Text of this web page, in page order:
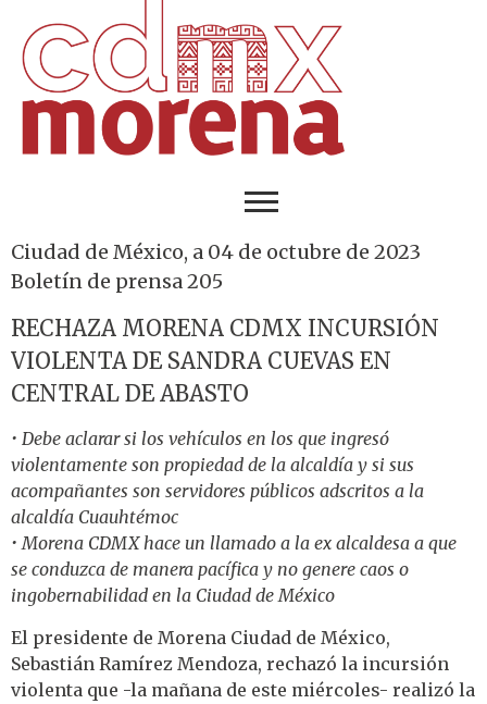
Ciudad de México, a 04 de octubre de 2023
Boletín de prensa 205
RECHAZA MORENA CDMX INCURSIÓN
VIOLENTA DE SANDRA CUEVAS EN
CENTRAL DE ABASTO
• Debe aclarar si los vehículos en los que ingresó
violentamente son propiedad de la alcaldía y si sus
acompañantes son servidores públicos adscritos a la
alcaldía Cuauhtémoc
• Morena CDMX hace un llamado a la ex alcaldesa a que
se conduzca de manera pacífica y no genere caos o
ingobernabilidad en la Ciudad de México
El presidente de Morena Ciudad de México,
Sebastián Ramírez Mendoza, rechazó la incursión
violenta que -la mañana de este miércoles- realizó la